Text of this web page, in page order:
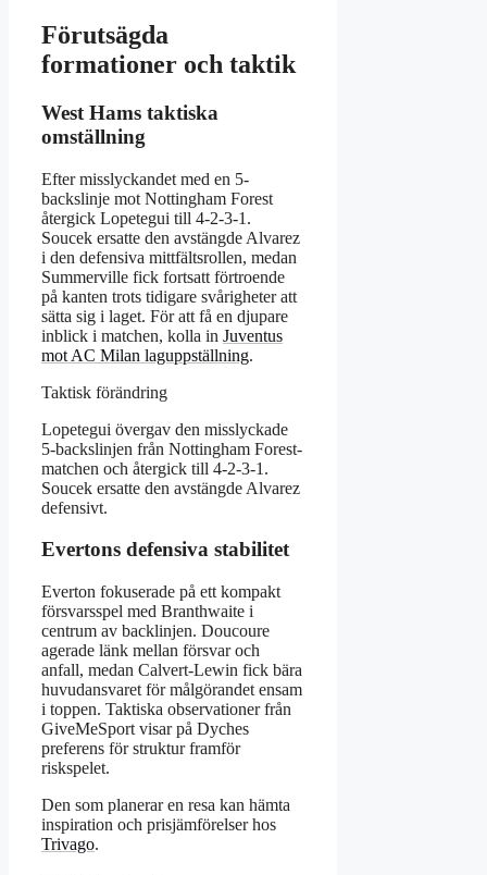
Förutsägda
formationer och taktik
West Hams taktiska
omställning
Efter misslyckandet med en 5-
backslinje mot Nottingham Forest
återgick Lopetegui till 4-2-3-1.
Soucek ersatte den avstängde Alvarez
i den defensiva mittfältsrollen, medan
Summerville fick fortsatt förtroende
på kanten trots tidigare svårigheter att
sätta sig i laget. För att få en djupare
inblick i matchen, kolla in Juventus
mot AC Milan laguppställning.
Taktisk förändring
Lopetegui övergav den misslyckade
5-backslinjen från Nottingham Forest-
matchen och återgick till 4-2-3-1.
Soucek ersatte den avstängde Alvarez
defensivt.
Evertons defensiva stabilitet
Everton fokuserade på ett kompakt
försvarsspel med Branthwaite i
centrum av backlinjen. Doucoure
agerade länk mellan försvar och
anfall, medan Calvert-Lewin fick bära
huvudansvaret för målgörandet ensam
i toppen. Taktiska observationer från
GiveMeSport visar på Dyches
preferens för struktur framför
riskspelet.
Den som planerar en resa kan hämta
inspiration och prisjämförelser hos
Trivago.